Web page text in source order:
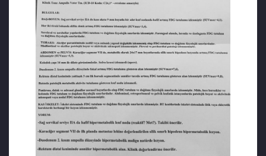
çarptırıldı. Yaklaşık iki yıldır tutuklu olan Emir
Özdemir, eşinin vefat ettiği haftalarda
koğuşta koronavirüs kaptı. Aile yakınlarının
verdiği bilgiye göre sağlık durumu düzelene
kadar Emir Özdemir’e eşinin vefat ettiği
söylenemedi.
KAYNAKLAR:
https://www.boldmedya.com/2021/04/17/cezaevinde-
kanser-olan-khkli-muhendis-abdulazim-